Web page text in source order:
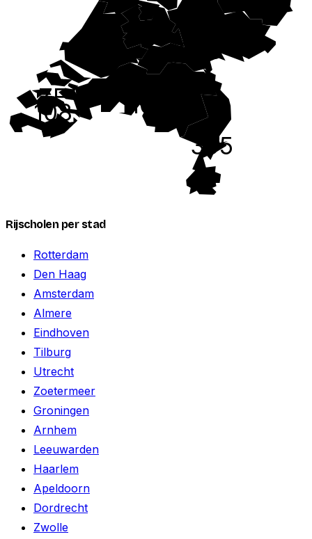
808
UT
522
ZH
1861
ZE
108 1045
LI
395
Rijscholen per stad
Rotterdam
Den Haag
Amsterdam
Almere
Eindhoven
Tilburg
Utrecht
Zoetermeer
Groningen
Arnhem
Leeuwarden
Haarlem
Apeldoorn
Dordrecht
Zwolle